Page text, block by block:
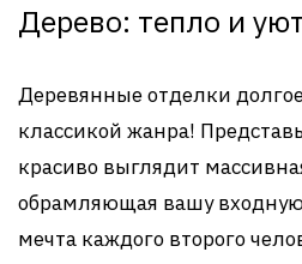
Дерево: тепло и
Деревянные отделки
классикой жанра!
красиво выглядит
обрамляющая вашу
мечта каждого второго